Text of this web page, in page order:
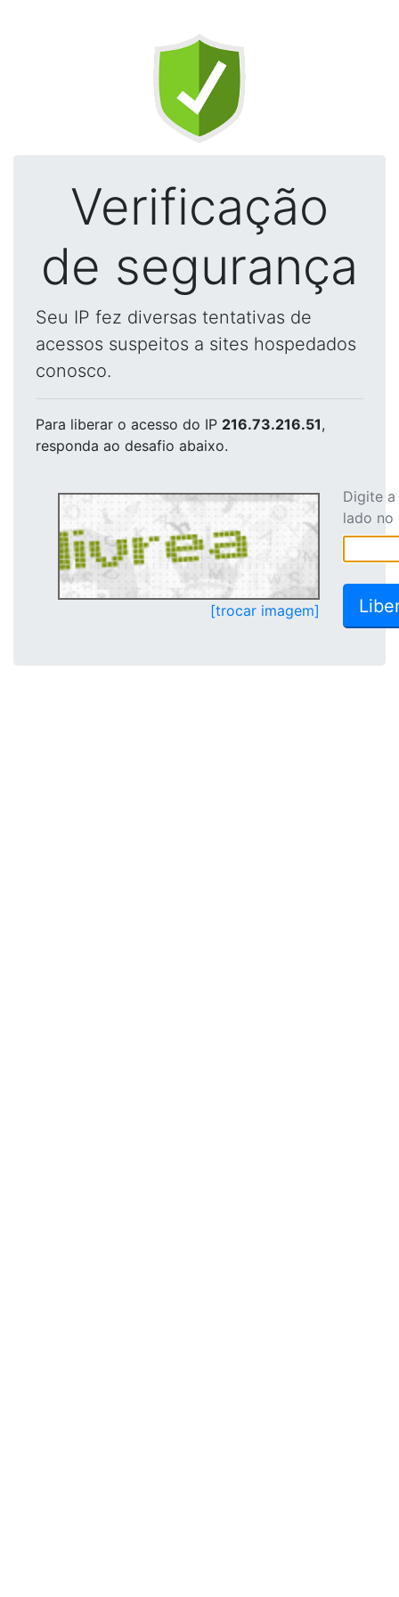
Verificação
de segurança
Seu IP fez diversas tentativas de
acessos suspeitos a sites hospedados
conosco.
Para liberar o acesso do IP 216.73.216.51,
responda ao desafio abaixo.
[trocar imagem]
Digite
lado no